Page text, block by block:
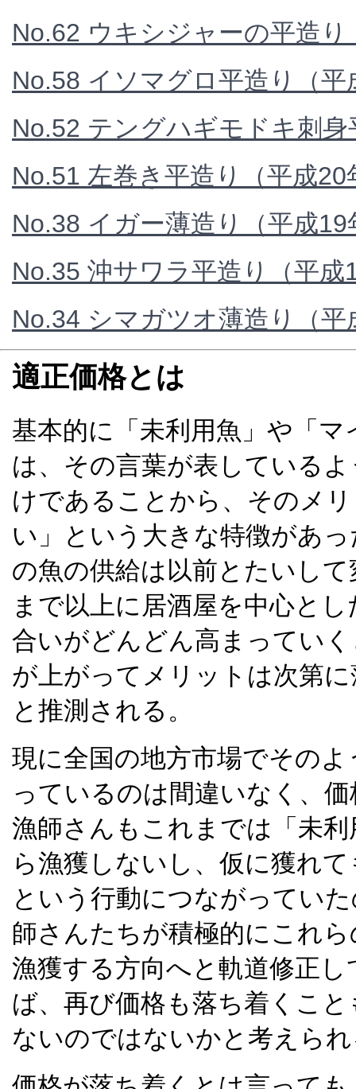
No.62 ウキシジャーの平造
No.58 イソマグロ平造り（平
No.52 テングハギモドキ刺
No.51 左巻き平造り（平成20
No.38 イガー薄造り（平成19
No.35 沖サワラ平造り（平成
No.34 シマガツオ薄造り（平
適正価格とは
基本的に「未利用魚」や「
は、その言葉が表している
けであることから、そのメ
い」という大きな特徴があ
の魚の供給は以前とたいし
まで以上に居酒屋を中心と
合いがどんどん高まってい
が上がってメリットは次第
と推測される。
現に全国の地方市場でその
っているのは間違いなく、
漁師さんもこれまでは「未
ら漁獲しないし、仮に獲れ
という行動につながってい
師さんたちが積極的にこれ
漁獲する方向へと軌道修正
ば、再び価格も落ち着くこ
ないのではないかと考えら